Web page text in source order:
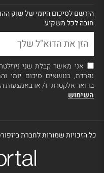
הירשם לסיכום היומי של שוק
חובה לכל משקיע
אני מאשר קבלת שני
נפרדת, בנושאים סיכום יומי
בדואר אלקטרוני ו/ או באמצעות
השימוש
כל הזכויות שמורות לחברת